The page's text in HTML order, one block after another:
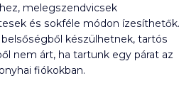
melegszendvicsek
és sokféle módon ízesíthetők.
készülhetnek, tartós
nem árt, ha tartunk egy párat az
fiókokban.